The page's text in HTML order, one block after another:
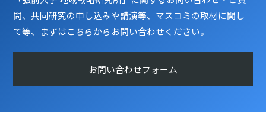
問、共同研究の申し込みや講演等、マスコミの取材に関し
て等、まずはこちらからお問い合わせください。
お問い合わせフォーム